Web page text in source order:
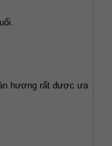
hương rất được ưa